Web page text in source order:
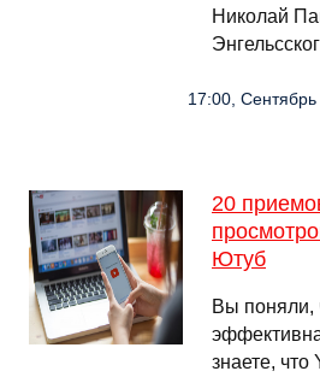
Николай
17:00,
20
Ютуб
Вы поняли,
знаете, что